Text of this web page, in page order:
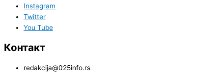
Instagram
Twitter
You Tube
Контакт
redakcija@025info.rs